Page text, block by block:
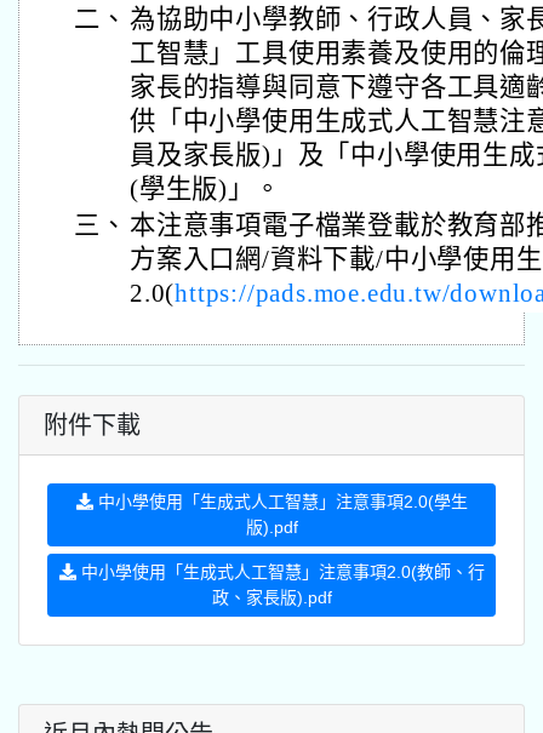
二、 為協助中小學教師、行政人員、家
工智慧」工具使用素養及使用的倫
家長的指導與同意下遵守各工具適
供「中小學使用生成式人工智慧注
員及家長版)」及「中小學使用生
(學生版)」。
三、 本注意事項電子檔業登載於教育部
方案入口網/資料下載/中小學使用
2.0(https://pads.moe.edu.tw/
附件下載
中小學使用「生成式人工智慧」注意事項2.0(學生
版).pdf
中小學使用「生成式人工智慧」注意事項2.0(教師、行
政、家長版).pdf